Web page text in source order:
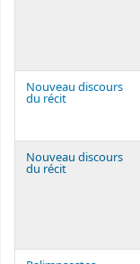
Nouveau discours
du récit
Nouveau discours
du récit